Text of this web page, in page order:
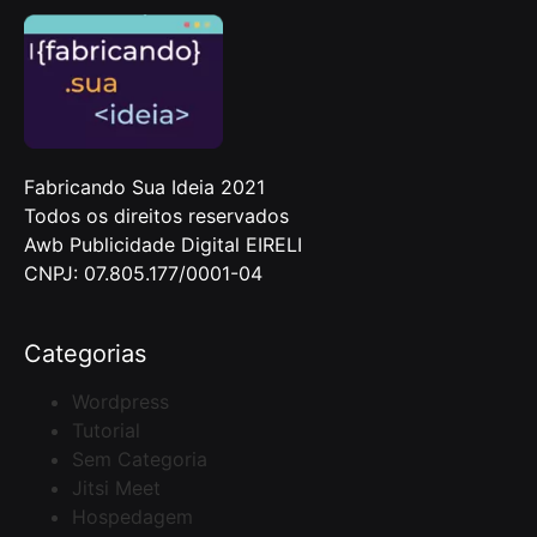
Fabricando Sua Ideia 2021
Todos os direitos reservados
Awb Publicidade Digital EIRELI
CNPJ: 07.805.177/0001-04
Categorias
Wordpress
Tutorial
Sem Categoria
Jitsi Meet
Hospedagem